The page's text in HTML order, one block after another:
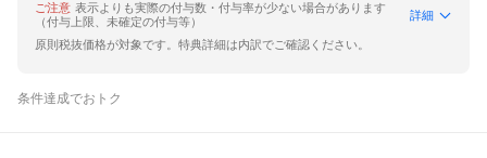
ご注意 表示よりも実際の付与数・付与率が少ない場合があります
（付与上限、未確定の付与等）
詳細
原則税抜価格が対象です。特典詳細は内訳でご確認ください。
条件達成でおトク